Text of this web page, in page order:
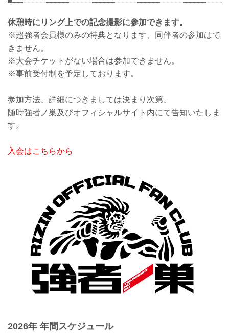
休憩時にリング上での記念撮影に参加できます。
※超強者会員様のみの特典となります、同伴者の参加はで
きません。
※大会チケットがない場合は参加できません。
※事前受付制を予定しております。
参加方法、詳細につきましては決まり次第、
随時強者ノ巣及びオフィシャルサイト内にて告知いたしま
す。
入会はこちらから
2026年 年間スケジュール